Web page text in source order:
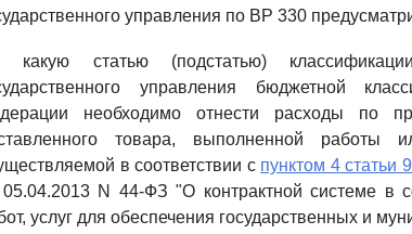
управления по ВР 330
какую статью (подстатью)
управления бюджетной
необходимо отнести расходы по
товара, выполненной работы
в соответствии с пунктом 4 статьи
N 44-ФЗ "О контрактной системе в
услуг для обеспечения государственных и